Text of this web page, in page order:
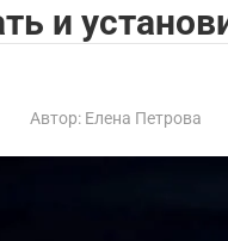
и
Автор: Елена Петрова